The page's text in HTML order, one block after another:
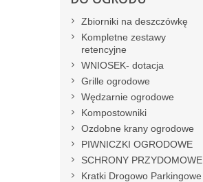
Zbiorniki na deszczówkę
Kompletne zestawy
retencyjne
WNIOSEK- dotacja
Grille ogrodowe
Wędzarnie ogrodowe
Kompostowniki
Ozdobne krany ogrodowe
PIWNICZKI OGRODOWE
SCHRONY PRZYDOMOWE
Kratki Drogowo Parkingowe